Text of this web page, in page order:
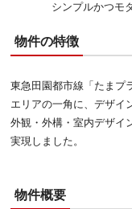
シンプルかつモ
物件の特徴
東急田園都市線「たまプ
エリアの一角に、デザイ
外観・外構・室内デザイ
実現しました。
物件概要